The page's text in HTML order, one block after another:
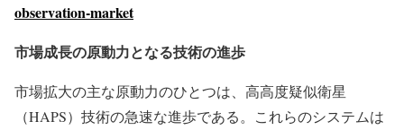
observation-market
市場成長の原動力となる技術の進歩
市場拡大の主な原動力のひとつは、高高度疑似衛星
（HAPS）技術の急速な進歩である。これらのシステムは